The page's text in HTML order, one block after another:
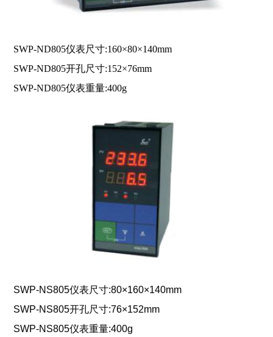
SWP-ND805仪表尺寸:160×80×140mm
SWP-ND805开孔尺寸:152×76mm
SWP-ND805仪表重量:400g
SWP-NS805仪表尺寸:80×160×140mm
SWP-NS805开孔尺寸:76×152mm
SWP-NS805仪表重量:400g